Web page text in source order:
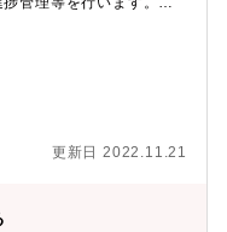
業、資材、検査などの
います。ライン作業の
※入社後1年間は電子機器
本を勉強します。※最終
更新日 2022.11.21